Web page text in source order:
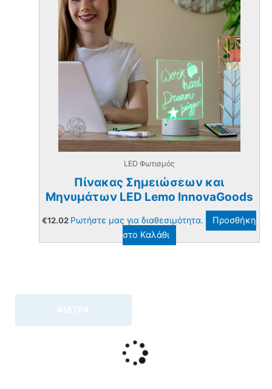
ΦΙΛΤΡΑ
LED Φωτισμός
Πίνακας Σημειώσεων και
Μηνυμάτων LED Lemo InnovaGoods
€12.02 Ρωτήστε μας για διαθεσιμότητα.
Προσθήκη
στο Καλάθι